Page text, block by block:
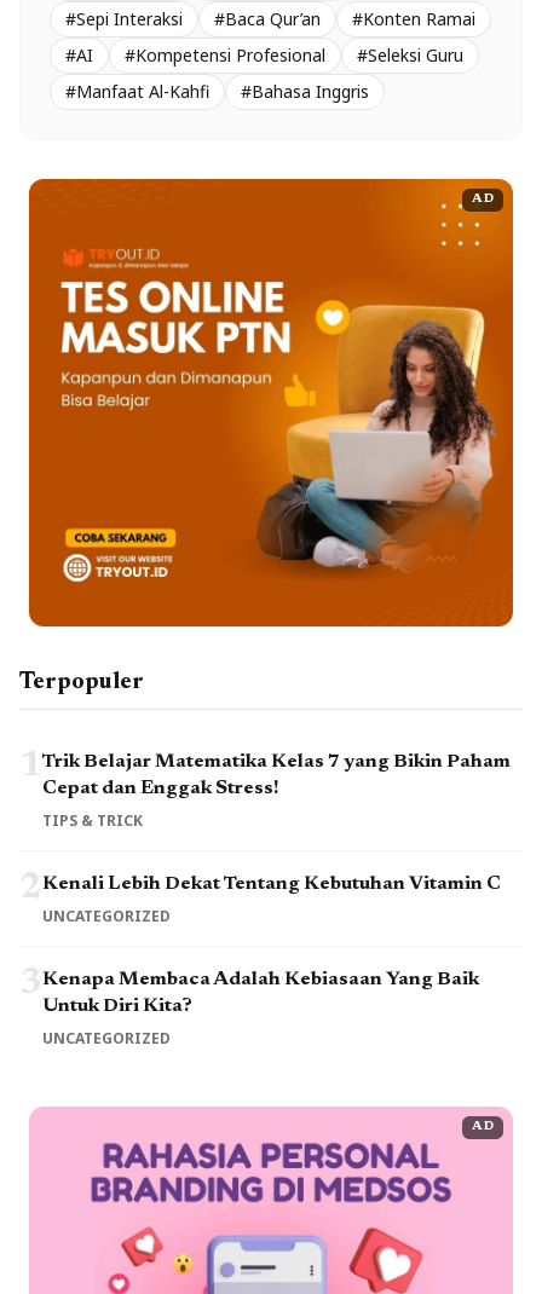
#Sepi Interaksi
#Baca Qur’an
#Konten Ramai
#AI
#Kompetensi Profesional
#Seleksi Guru
#Manfaat Al-Kahfi
#Bahasa Inggris
AD
Terpopuler
1Trik Belajar Matematika Kelas 7 yang Bikin Paham
Cepat dan Enggak Stress!
TIPS & TRICK
2Kenali Lebih Dekat Tentang Kebutuhan Vitamin C
UNCATEGORIZED
3Kenapa Membaca Adalah Kebiasaan Yang Baik
Untuk Diri Kita?
UNCATEGORIZED
AD